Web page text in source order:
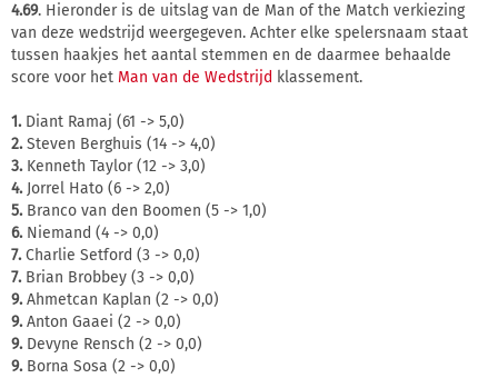
4.69. Hieronder is de uitslag van de Man of the Match verkiezing
van deze wedstrijd weergegeven. Achter elke spelersnaam staat
tussen haakjes het aantal stemmen en de daarmee behaalde
score voor het Man van de Wedstrijd klassement.
1.Diant Ramaj (61 -> 5,0)
2.Steven Berghuis (14 -> 4,0)
3.Kenneth Taylor (12 -> 3,0)
4.Jorrel Hato (6 -> 2,0)
5.Branco van den Boomen (5 -> 1,0)
6.Niemand (4 -> 0,0)
7.Charlie Setford (3 -> 0,0)
7.Brian Brobbey (3 -> 0,0)
9.Ahmetcan Kaplan (2 -> 0,0)
9.Anton Gaaei (2 -> 0,0)
9.Devyne Rensch (2 -> 0,0)
9.Borna Sosa (2 -> 0,0)